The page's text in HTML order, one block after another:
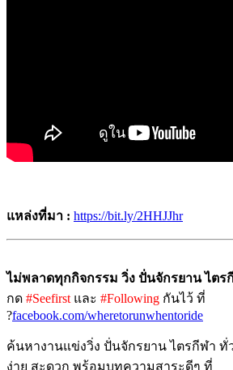
แหล่งที่มา : https://bit.ly/2HHJJhr
ไม่พลาดทุกกิจกรรม วิ่ง ปั่นจักรยาน ไตร
กด #Seefirst และ #Following กันไว้ ที่
?facebook.com/wheretorunwhentoride
ค้นหางานแข่งวิ่ง ปั่นจักรยาน ไตรกีฬา ทั่
ง่าย สะดวก พร้อมบทความสาระดีๆ ที่